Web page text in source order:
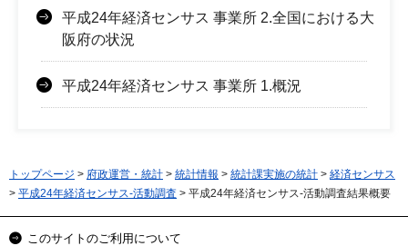
平成24年経済センサス 事業所 2.全国における大
阪府の状況
平成24年経済センサス 事業所 1.概況
トップページ > 府政運営・統計 > 統計情報 > 統計課実施の統計 > 経済センサス
> 平成24年経済センサス-活動調査 > 平成24年経済センサス-活動調査結果概要
このサイトのご利用について